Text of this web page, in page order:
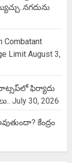
Combatant
Limit August 3,
వాట్సప్‌లో ఫిర్యాదు
July 30, 2026
కేంద్రం